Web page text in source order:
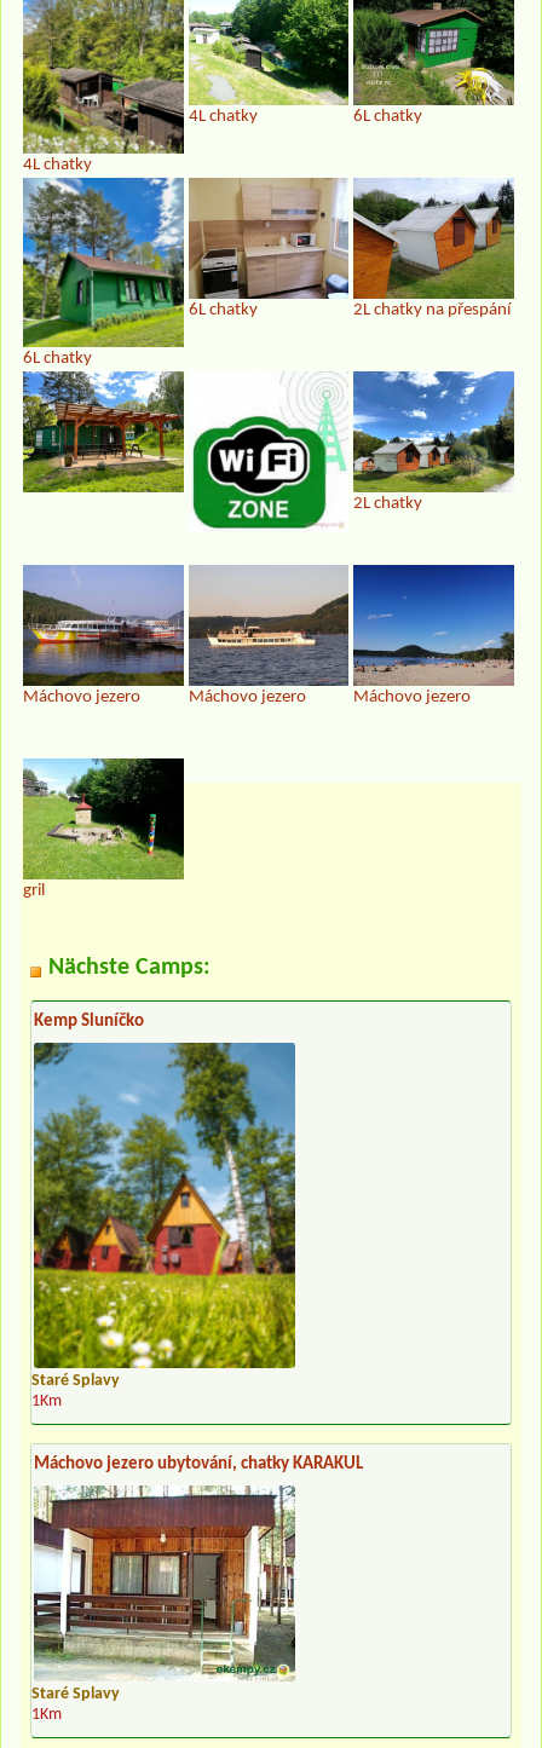
4L chatky
4L chatky 6L chatky
6L chatky
6L chatky 2L chatky na přespání
2L chatky
Máchovo jezero Máchovo jezero Máchovo jezero
gril
Nächste Camps:
Kemp Sluníčko
Staré Splavy
1Km
Máchovo jezero ubytování, chatky KARAKUL
Staré Splavy
1Km